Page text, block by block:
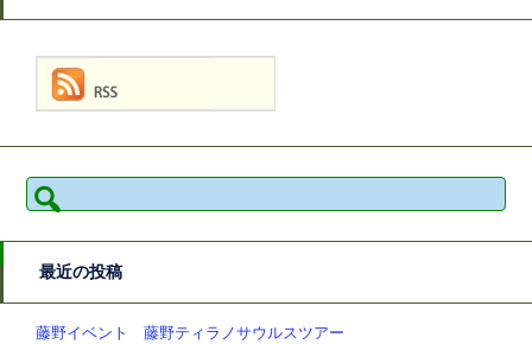
検
索:
最近の投稿
藤野イベント 藤野ティラノサウルスツアー